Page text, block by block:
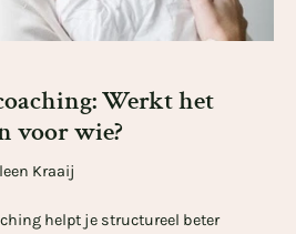
Werkt het
voor wie?
Kraaij
helpt je structureel beter